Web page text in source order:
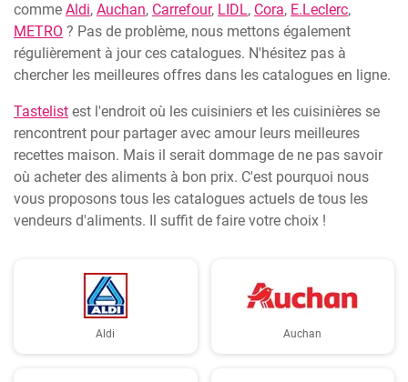
comme Aldi, Auchan, Carrefour, LIDL, Cora, E.Leclerc,
METRO ? Pas de problème, nous mettons également
régulièrement à jour ces catalogues. N'hésitez pas à
chercher les meilleures offres dans les catalogues en ligne.
Tastelist est l'endroit où les cuisiniers et les cuisinières se
rencontrent pour partager avec amour leurs meilleures
recettes maison. Mais il serait dommage de ne pas savoir
où acheter des aliments à bon prix. C'est pourquoi nous
vous proposons tous les catalogues actuels de tous les
vendeurs d'aliments. Il suffit de faire votre choix !
Aldi Auchan